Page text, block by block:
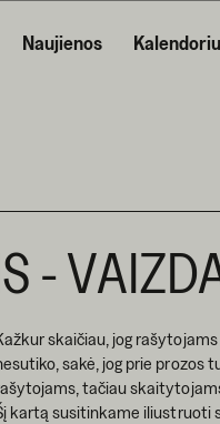
Naujienos
-
skaičiau, jog
sakė, jog prie prozos
tačiau
kartą susitinkame iliustruoti